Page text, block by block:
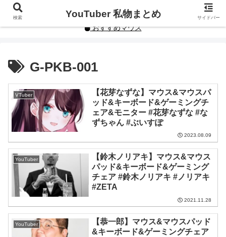
YouTuberや人気インフルエンサーの私物まとめです。
おすすめマウス
G-PKB-001
VTuber
【花芽なずな】マウス&マウスパ
ッド&キーボード&ゲーミングチ
ェア&モニター #花芽なずな #な
ずちゃん #ぶいすぽ
2023.08.09
YouTuber
【鈴木ノリアキ】マウス&マウス
パッド&キーボード&ゲーミング
チェア #鈴木ノリアキ #ノリアキ
#ZETA
2021.11.28
YouTuber
【恭一郎】マウス&マウスパッド
&キーボード&ゲーミングチェア
検索 YouTuber 私物まとめ サイドバー